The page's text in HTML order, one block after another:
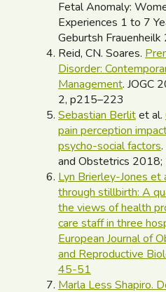
Fetal Anomaly:
Experiences 1 to 7
Geburtsh
Reid, CN. Soares.
Disorder:
Management. JOGC
2, p215–223
Sebastian Berlitet al.
pain perception
psycho-social factors
and Obstetrics
Lyn Brierley-Jones et
through stillbirth: A
the views of health
care staff in three
European Journal of
and Reproductive
45-51
Marla Less Shapiro.